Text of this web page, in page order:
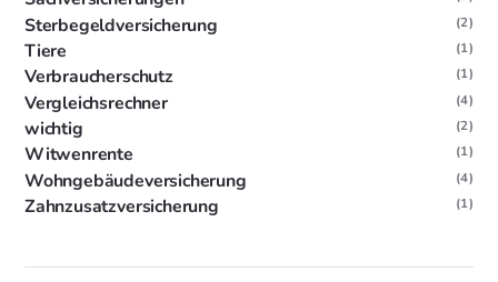
Sterbegeldversicherung (2)
Tiere (1)
Verbraucherschutz (1)
Vergleichsrechner (4)
wichtig (2)
Witwenrente (1)
Wohngebäudeversicherung (4)
Zahnzusatzversicherung (1)